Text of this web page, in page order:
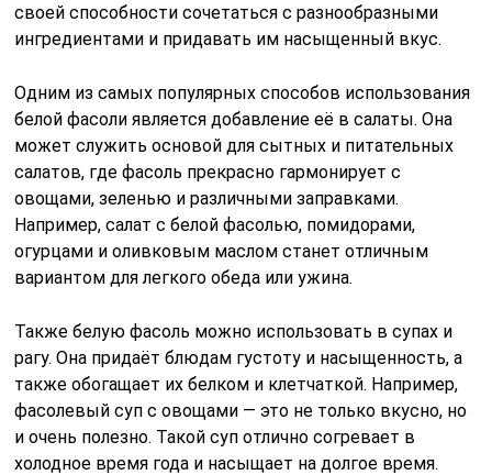
своей способности сочетаться с разнообразными
ингредиентами и придавать им насыщенный вкус.
Одним из самых популярных способов использования
белой фасоли является добавление её в салаты. Она
может служить основой для сытных и питательных
салатов, где фасоль прекрасно гармонирует с
овощами, зеленью и различными заправками.
Например, салат с белой фасолью, помидорами,
огурцами и оливковым маслом станет отличным
вариантом для легкого обеда или ужина.
Также белую фасоль можно использовать в супах и
рагу. Она придаёт блюдам густоту и насыщенность, а
также обогащает их белком и клетчаткой. Например,
фасолевый суп с овощами — это не только вкусно, но
и очень полезно. Такой суп отлично согревает в
холодное время года и насыщает на долгое время.